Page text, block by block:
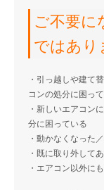
ご不要に
ではあり
・引っ越しや建て
コンの処分に困っ
・新しいエアコン
分に困っている
・動かなくなった
・既に取り外して
・エアコン以外に